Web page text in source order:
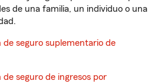
de una familia, un individuo o una
de seguro suplementario de
de seguro de ingresos por